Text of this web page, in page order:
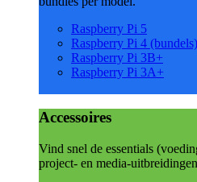
Raspberry Pi 5
Raspberry Pi 4 (bundels)
Raspberry Pi 3B+
Raspberry Pi 3A+
Accessoires
Vind snel de essentials
project- en media-